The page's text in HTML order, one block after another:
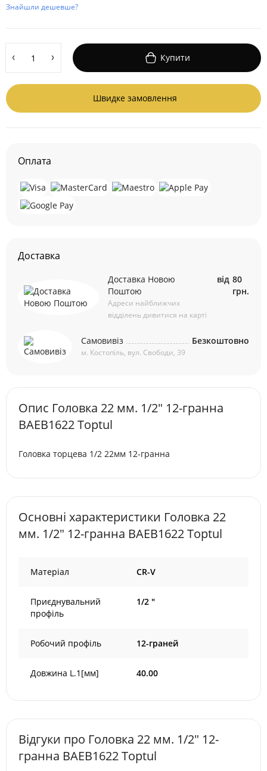
Знайшли дешевше?
Купити
Швидке замовлення
Оплата
Доставка
Доставка Новою
Поштою
Адреси найближчих
відділень дивитися на карті
від 80
грн.
Самовивіз
м. Костопіль, вул. Свободи, 39
Безкоштовно
Опис Головкa 22 мм. 1/2" 12-гранна
BAEB1622 Toptul
Головка торцева 1/2 22мм 12-гранна
Основні характеристики Головкa 22
мм. 1/2" 12-гранна BAEB1622 Toptul
Матеріал CR-V
Приєднувальний
профіль
1/2 "
Робочий профіль 12-граней
Довжина L.1[мм] 40.00
Відгуки про Головкa 22 мм. 1/2" 12-
гранна BAEB1622 Toptul